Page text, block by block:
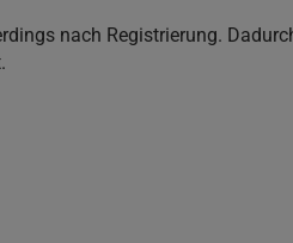
nach Registrierung.